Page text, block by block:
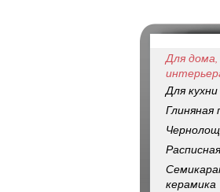
Для
Для кухни
Глиняная
керамика